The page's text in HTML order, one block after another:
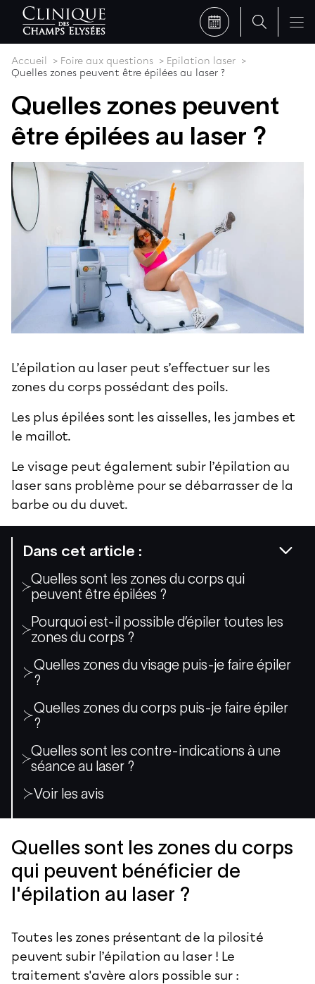
Accueil Foire aux questions
Epilation laser
Quelles zones peuvent être épilées au laser ?
Quelles zones peuvent
être épilées au laser ?
L’épilation au laser peut s’effectuer sur les
zones du corps possédant des poils.
Les plus épilées sont les aisselles, les jambes et
le maillot.
Le visage peut également subir l’épilation au
laser sans problème pour se débarrasser de la
barbe ou du duvet.
Dans cet article :
Quelles sont les zones du corps qui
peuvent être épilées ?
Pourquoi est-il possible d’épiler toutes les
zones du corps ?
Quelles zones du visage puis-je faire épiler
?
Quelles zones du corps puis-je faire épiler
?
Quelles sont les contre-indications à une
séance au laser ?
Voir les avis
Quelles sont les zones du corps
qui peuvent bénéficier de
l'épilation au laser ?
Toutes les zones présentant de la pilosité
peuvent subir l’épilation au laser ! Le
traitement s'avère alors possible sur :